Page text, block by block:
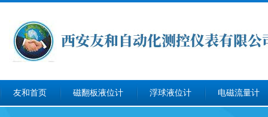
友和首页 磁翻板液位计 浮球液位计 电磁流量计